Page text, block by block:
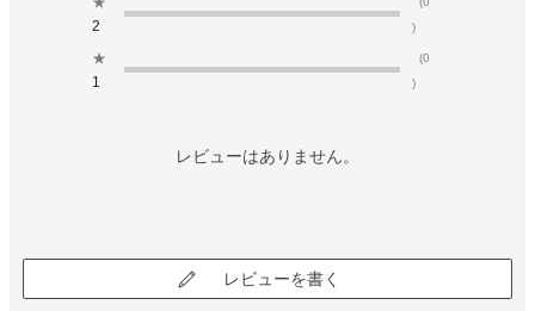
2
)
★
1
(0
)
レビューはありません。
レビューを書く